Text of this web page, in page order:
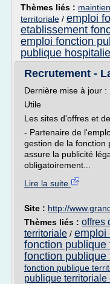
Thèmes liés :
territoriale / emploi
etablissement
emploi fonction
publique
Recrutement -
Dernière mise à jour :
Utile
Les sites d'offres et
- Partenaire de
gestion de la fonction
assure la publicité
obligatoirement...
Lire la suite
Site : http://
Thèmes liés : offres
territoriale / emploi
fonction publique
fonction publique
fonction publique
publique territoriale